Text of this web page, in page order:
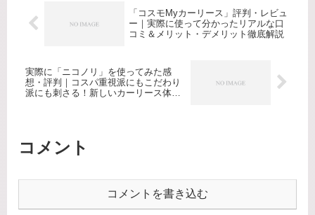
「コスモMyカーリース」評判・レビュ
ー｜実際に使って分かったリアルな口
コミ＆メリット・デメリット徹底解説
実際に「ニコノリ」を使ってみた感
想・評判｜コスパ重視派にもこだわり
派にも刺さる！新しいカーリース体験
コメント
コメントを書き込む